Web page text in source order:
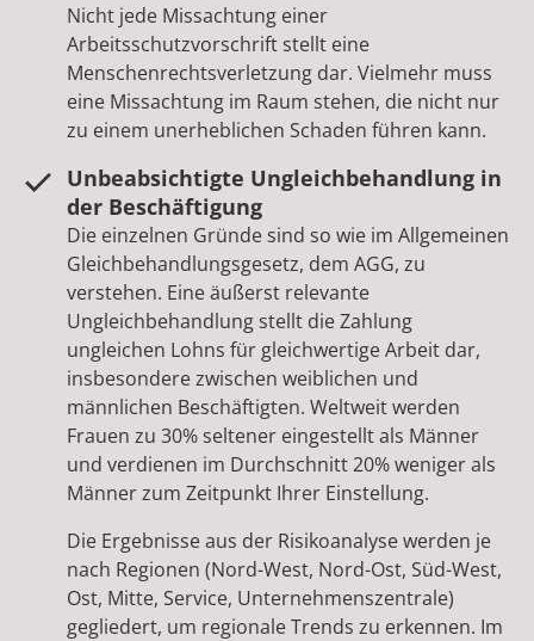
Nicht jede Missachtung einer
Arbeitsschutzvorschrift stellt eine
Menschenrechtsverletzung dar. Vielmehr muss
eine Missachtung im Raum stehen, die nicht nur
zu einem unerheblichen Schaden führen kann.
Unbeabsichtigte Ungleichbehandlung in
der Beschäftigung
Die einzelnen Gründe sind so wie im Allgemeinen
Gleichbehandlungsgesetz, dem AGG, zu
verstehen. Eine äußerst relevante
Ungleichbehandlung stellt die Zahlung
ungleichen Lohns für gleichwertige Arbeit dar,
insbesondere zwischen weiblichen und
männlichen Beschäftigten. Weltweit werden
Frauen zu 30% seltener eingestellt als Männer
und verdienen im Durchschnitt 20% weniger als
Männer zum Zeitpunkt Ihrer Einstellung.
Die Ergebnisse aus der Risikoanalyse werden je
nach Regionen (Nord-West, Nord-Ost, Süd-West,
Ost, Mitte, Service, Unternehmenszentrale)
gegliedert, um regionale Trends zu erkennen. Im